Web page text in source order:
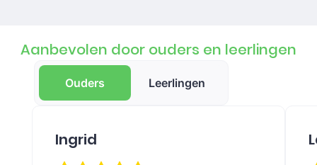
Aanbevolen door ouders en leerlingen
Ouders Leerlingen
Ingrid